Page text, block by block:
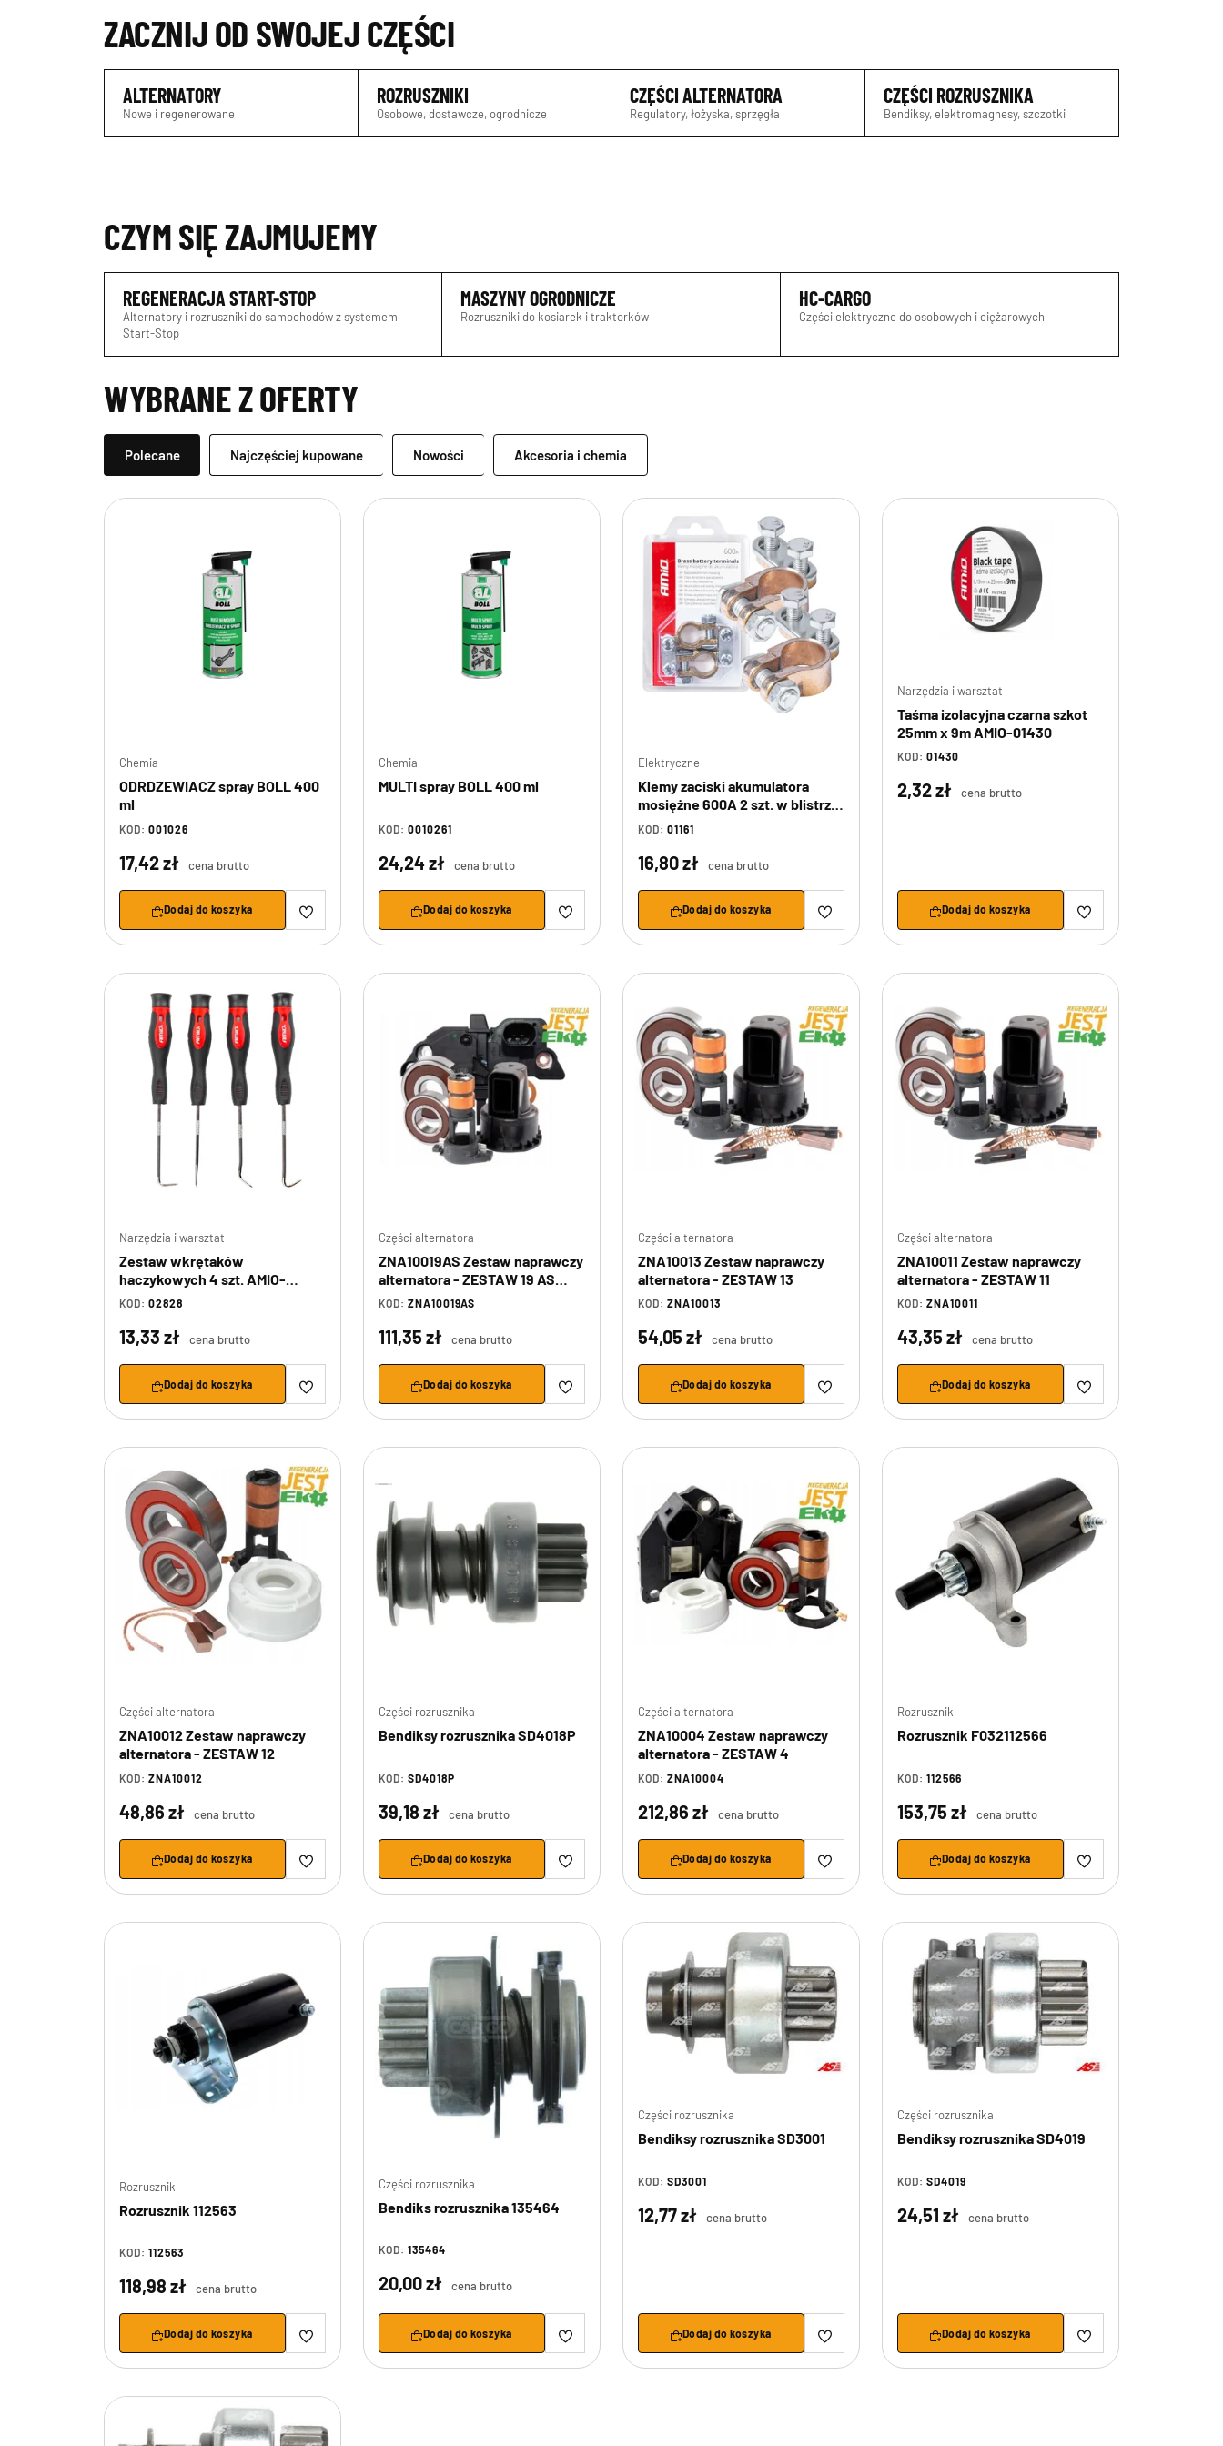
ZACZNIJ OD SWOJEJ CZĘŚCI
ALTERNATORY
Nowe i regenerowane
ROZRUSZNIKI
Osobowe, dostawcze, ogrodnicze
CZĘŚCI ALTERNATORA
Regulatory, łożyska, sprzęgła
CZĘŚCI ROZRUSZNIKA
Bendiksy, elektromagnesy, szczotki
CZYM SIĘ ZAJMUJEMY
REGENERACJA START-STOP
Alternatory i rozruszniki do samochodów z systemem
Start-Stop
MASZYNY OGRODNICZE
Rozruszniki do kosiarek i traktorków
HC-CARGO
Części elektryczne do osobowych i ciężarowych
WYBRANE Z OFERTY
Polecane Najczęściej kupowane Nowości Akcesoria i chemia
Chemia
ODRDZEWIACZ spray BOLL 400
ml
KOD: 001026
17,42 zł cena brutto
Dodaj do koszyka
Chemia
MULTI spray BOLL 400 ml
KOD: 0010261
24,24 zł cena brutto
Dodaj do koszyka
Elektryczne
Klemy zaciski akumulatora
mosiężne 600A 2 szt. w blistrze
AMIO-01161
KOD: 01161
16,80 zł cena brutto
Dodaj do koszyka
Narzędzia i warsztat
Taśma izolacyjna czarna szkot
25mm x 9m AMIO-01430
KOD: 01430
2,32 zł cena brutto
Dodaj do koszyka
Narzędzia i warsztat
Zestaw wkrętaków
haczykowych 4 szt. AMIO-
02828
KOD: 02828
13,33 zł cena brutto
Dodaj do koszyka
Części alternatora
ZNA10019AS Zestaw naprawczy
alternatora - ZESTAW 19 AS
REGULATOR AS
KOD: ZNA10019AS
111,35 zł cena brutto
Dodaj do koszyka
Części alternatora
ZNA10013 Zestaw naprawczy
alternatora - ZESTAW 13
KOD: ZNA10013
54,05 zł cena brutto
Dodaj do koszyka
Części alternatora
ZNA10011 Zestaw naprawczy
alternatora - ZESTAW 11
KOD: ZNA10011
43,35 zł cena brutto
Dodaj do koszyka
Części alternatora
ZNA10012 Zestaw naprawczy
alternatora - ZESTAW 12
KOD: ZNA10012
48,86 zł cena brutto
Dodaj do koszyka
Części rozrusznika
Bendiksy rozrusznika SD4018P
KOD: SD4018P
39,18 zł cena brutto
Dodaj do koszyka
Części alternatora
ZNA10004 Zestaw naprawczy
alternatora - ZESTAW 4
KOD: ZNA10004
212,86 zł cena brutto
Dodaj do koszyka
Rozrusznik
Rozrusznik F032112566
KOD: 112566
153,75 zł cena brutto
Dodaj do koszyka
Rozrusznik
Rozrusznik 112563
KOD: 112563
118,98 zł cena brutto
Dodaj do koszyka
Części rozrusznika
Bendiks rozrusznika 135464
KOD: 135464
20,00 zł cena brutto
Dodaj do koszyka
Części rozrusznika
Bendiksy rozrusznika SD3001
KOD: SD3001
12,77 zł cena brutto
Dodaj do koszyka
Części rozrusznika
Bendiksy rozrusznika SD4019
KOD: SD4019
24,51 zł cena brutto
Dodaj do koszyka